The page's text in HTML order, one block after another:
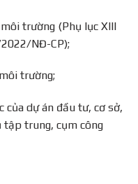
trường (Phụ lục XIII
NĐ-CP);
trường;
của dự án đầu tư, cơ sở,
tập trung, cụm công